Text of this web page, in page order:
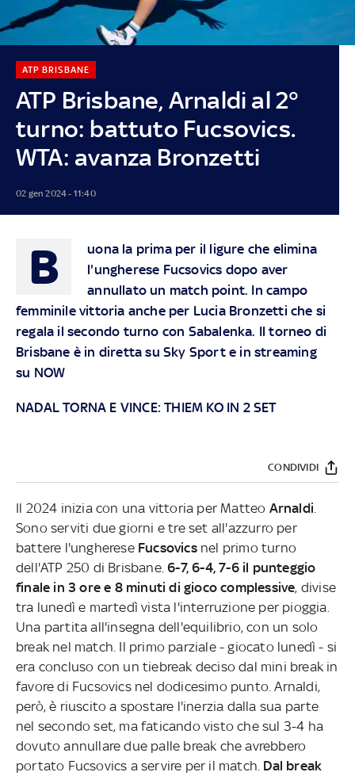
ATP Brisbane, Arnaldi al 2°
turno: battuto Fucsovics.
WTA: avanza Bronzetti
ATP BRISBANE
02 gen 2024 - 11:40
B
uona la prima per il ligure che elimina
l'ungherese Fucsovics dopo aver
annullato un match point. In campo
femminile vittoria anche per Lucia Bronzetti che si
regala il secondo turno con Sabalenka. Il torneo di
Brisbane è in diretta su Sky Sporte in streaming
su NOW
NADAL TORNA E VINCE: THIEM KO IN 2 SET
CONDIVIDI
Il 2024 inizia con una vittoria per Matteo Arnaldi
Sono serviti due giorni e tre set all'azzurro per
battere l'ungherese Fucsovics nel primo turno
dell'ATP 250 di Brisbane.6-7, 6-4, 7-6 il punteggio
finale in 3 ore e 8 minuti di gioco complessive, divise
tra lunedì e martedì vista l'interruzione per pioggia.
Una partita all'insegna dell'equilibrio, con un solo
break nel match. Il primo parziale - giocato lunedì - si
era concluso con un tiebreak deciso dal mini break in
favore di Fucsovics nel dodicesimo punto. Arnaldi,
però, è riuscito a spostare l'inerzia dalla sua parte
nel secondo set, ma faticando visto che sul 3-4 ha
dovuto annullare due palle break che avrebbero
portato Fucsovics a servire per il match. Dal break